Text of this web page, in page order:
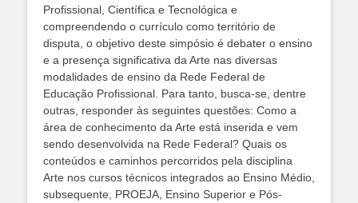
Profissional, Científica e Tecnológica e
compreendendo o currículo como território de
disputa, o objetivo deste simpósio é debater o ensino
e a presença significativa da Arte nas diversas
modalidades de ensino da Rede Federal de
Educação Profissional. Para tanto, busca-se, dentre
outras, responder às seguintes questões: Como a
área de conhecimento da Arte está inserida e vem
sendo desenvolvida na Rede Federal? Quais os
conteúdos e caminhos percorridos pela disciplina
Arte nos cursos técnicos integrados ao Ensino Médio,
subsequente, PROEJA, Ensino Superior e Pós-